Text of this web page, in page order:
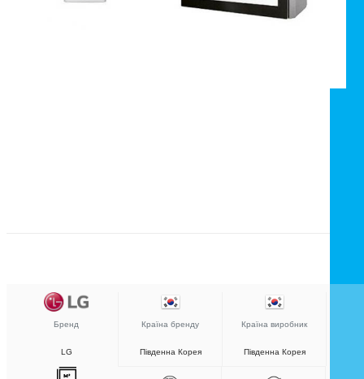
Бренд
LG
Країна бренду
Південна Корея
Країна виробник
Південна Корея